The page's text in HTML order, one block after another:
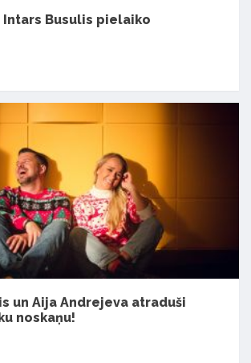
Busulis pielaiko
un Aija Andrejeva atraduši
noskaņu!